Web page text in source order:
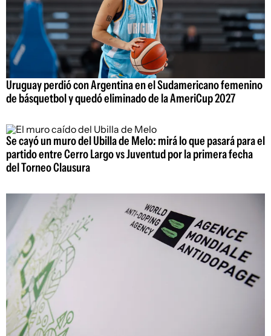
Uruguay perdió con Argentina en el Sudamericano femenino
de básquetbol y quedó eliminado de la AmeriCup 2027
Se cayó un muro del Ubilla de Melo: mirá lo que pasará para el
partido entre Cerro Largo vs Juventud por la primera fecha
del Torneo Clausura